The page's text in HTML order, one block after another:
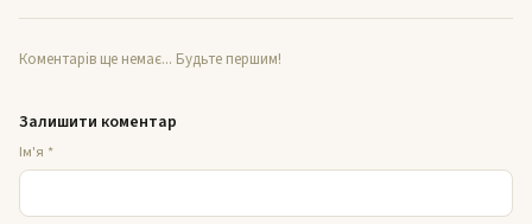
Коментарів ще немає... Будьте першим!
Залишити коментар
Ім'я *